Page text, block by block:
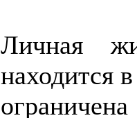
Личная
находится